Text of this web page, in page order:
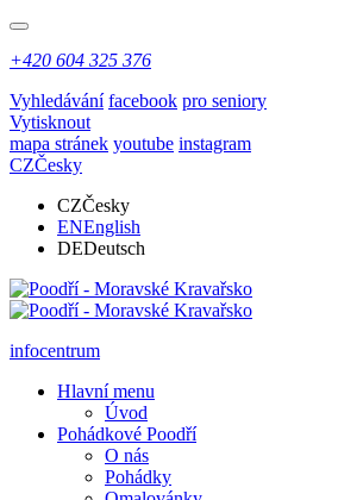
+420 604 325 376
Vyhledávání facebook pro seniory
Vytisknout
mapa stránek youtube instagram
CZČesky
CZČesky
ENEnglish
DEDeutsch
infocentrum
Hlavní menu
Úvod
Pohádkové Poodří
O nás
Pohádky